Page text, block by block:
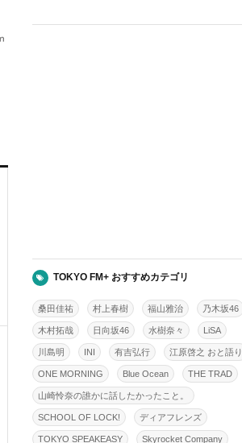
TOKYO FM+ おすすめカテゴリ
桑田佳祐 村上春樹 福山雅治 乃木坂46
木村拓哉 日向坂46 水樹奈々 LiSA
川島明 INI 有吉弘行 江原啓之 おと語り
ONE MORNING Blue Ocean THE TRAD
山崎怜奈の誰かに話したかったこと。
SCHOOL OF LOCK! ディアフレンズ
TOKYO SPEAKEASY Skyrocket Company